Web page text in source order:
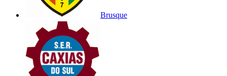
Brusque